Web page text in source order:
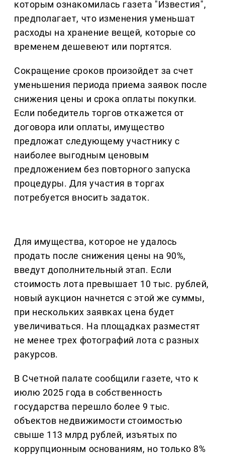
которым ознакомилась газета "Известия",
предполагает, что изменения уменьшат
расходы на хранение вещей, которые со
временем дешевеют или портятся.
Сокращение сроков произойдет за счет
уменьшения периода приема заявок после
снижения цены и срока оплаты покупки.
Если победитель торгов откажется от
договора или оплаты, имущество
предложат следующему участнику с
наиболее выгодным ценовым
предложением без повторного запуска
процедуры. Для участия в торгах
потребуется вносить задаток.
Для имущества, которое не удалось
продать после снижения цены на 90%,
введут дополнительный этап. Если
стоимость лота превышает 10 тыс. рублей,
новый аукцион начнется с этой же суммы,
при нескольких заявках цена будет
увеличиваться. На площадках разместят
не менее трех фотографий лота с разных
ракурсов.
В Счетной палате сообщили газете, что к
июлю 2025 года в собственность
государства перешло более 9 тыс.
объектов недвижимости стоимостью
свыше 113 млрд рублей, изъятых по
коррупционным основаниям, но только 8%